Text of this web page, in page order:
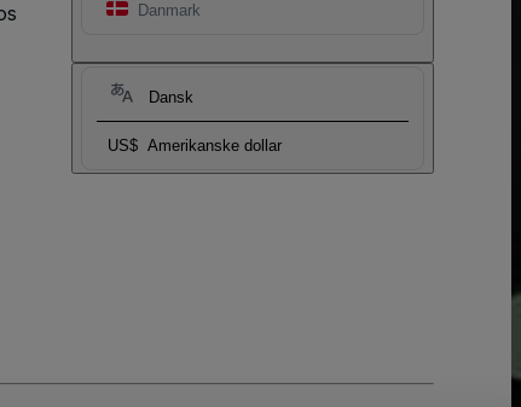
Danmark
Dansk
US$ Amerikanske dollar